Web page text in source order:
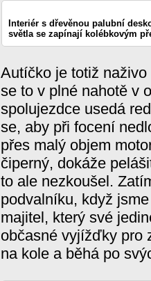
Interiér s dřevěnou palubní
světla se zapínají kolébkovým
Autíčko je totiž
se to v plné nahotě v
spolujezdce usedá
se, aby při focení
přes malý objem
čiperný, dokáže
to ale nezkoušel.
podvalníku, když
majitel, který své
občasné vyjížďky pro
na kole a běhá po